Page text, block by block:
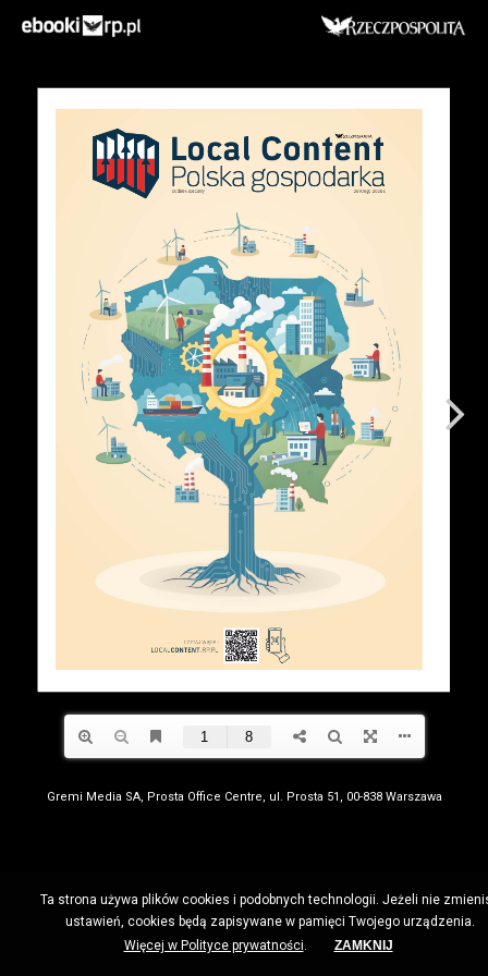
Gremi Media SA, Prosta Office Centre, ul. Prosta 51, 00-838 Warszawa
Ta strona używa plików cookies i podobnych technologii. Jeżeli nie
ustawień, cookies będą zapisywane w pamięci Twojego urządzenia.
Więcej w Polityce prywatności. ZAMKNIJ